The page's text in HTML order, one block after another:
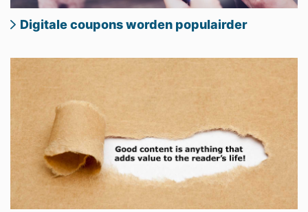
Digitale coupons worden populairder